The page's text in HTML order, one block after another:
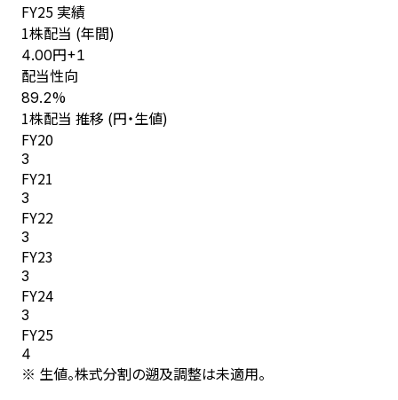
FY25 実績
1株配当 (年間)
4.00円+1
配当性向
89.2%
1株配当 推移 (円・生値)
FY20
3
FY21
3
FY22
3
FY23
3
FY24
3
FY25
4
※ 生値。株式分割の遡及調整は未適用。